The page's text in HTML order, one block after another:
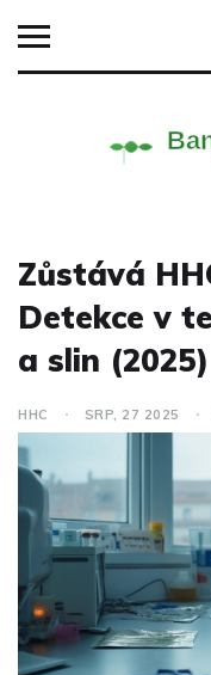
Zůstává
Detekce v
a slin (2025)
HHC SRP, 27 2025